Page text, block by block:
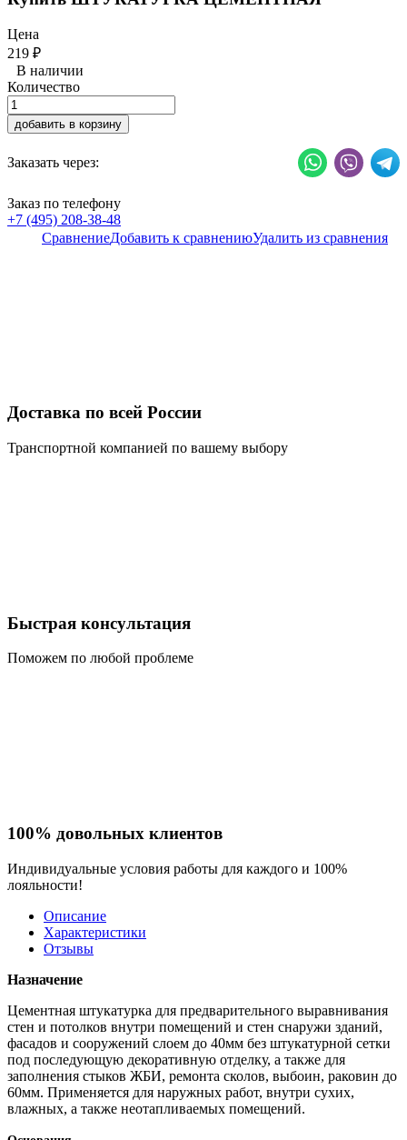
Цена
219 ₽
В наличии
Количество
добавить в корзину
Заказать через:
Заказ по телефону
+7 (495) 208-38-48
СравнениеДобавить к сравнениюУдалить из сравнения
Доставка по всей России
Транспортной компанией по вашему выбору
Быстрая консультация
Поможем по любой проблеме
100% довольных клиентов
Индивидуальные условия работы для каждого и 100%
лояльности!
Описание
Характеристики
Отзывы
Назначение
Цементная штукатурка для предварительного выравнивания
стен и потолков внутри помещений и стен снаружи зданий,
фасадов и сооружений слоем до 40мм без штукатурной сетки
под последующую декоративную отделку, а также для
заполнения стыков ЖБИ, ремонта сколов, выбоин, раковин до
60мм. Применяется для наружных работ, внутри сухих,
влажных, а также неотапливаемых помещений.